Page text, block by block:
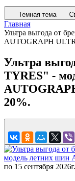
Темная тема
Главная
Ультра выгода от
AUTOGRAPH
Ультра
TYRES" -
20%.
по 15 сентября 2026г.